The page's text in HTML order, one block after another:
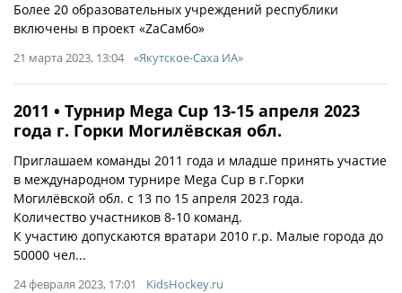
Более 20 образовательных учреждений республики
включены в проект «ZаСамбо»
21 марта 2023, 13:04 «Якутское-Саха ИА»
2011 • Турнир Mega Cup 13-15 апреля 2023
года г. Горки Могилёвская обл.
Приглашаем команды 2011 года и младше принять участие
в международном турнире Mega Cup в г.Горки
Могилёвской обл. с 13 по 15 апреля 2023 года.
Количество участников 8-10 команд.
К участию допускаются вратари 2010 г.р. Малые города до
50000 чел...
24 февраля 2023, 17:01 KidsHockey.ru